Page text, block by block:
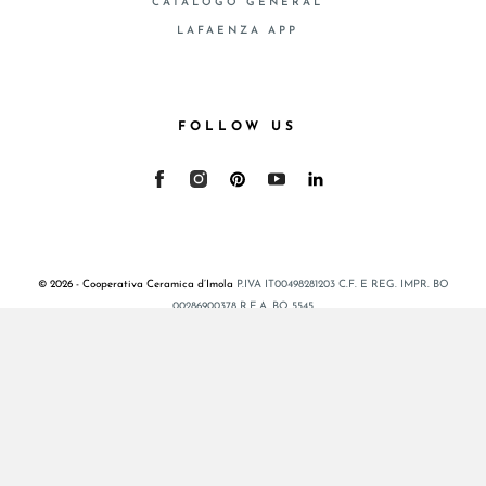
CATALOGO GENERAL
LAFAENZA APP
FOLLOW US
© 2026 - Cooperativa Ceramica d’Imola P.IVA IT00498281203 C.F. E REG. IMPR. BO
00286900378 R.E.A. BO 5545